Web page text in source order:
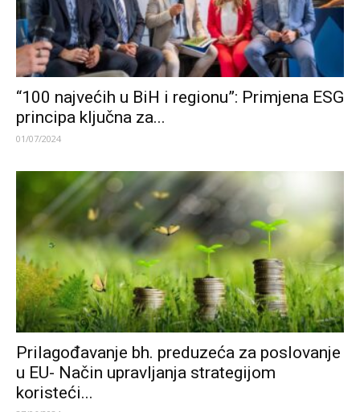
“100 najvećih u BiH i regionu”: Primjena ESG
principa ključna za...
01/07/2024
Prilagođavanje bh. preduzeća za poslovanje
u EU- Način upravljanja strategijom
koristeći...